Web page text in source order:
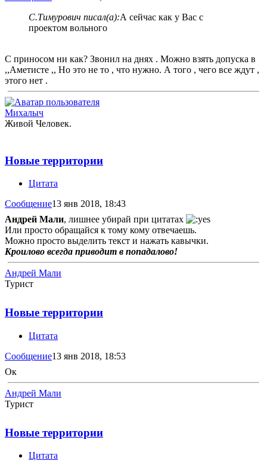
С.Тимурович писал(а):А сейчас как у Вас с
проектом вольного
С приносом ни как? Звонил на днях . Можно взять допуска в
,,Аметисте ,, Но это не то , что нужно. А того , чего все ждут ,
этого нет .
Михалыч
Живой Человек.
Новые территории
Цитата
Сообщение13 янв 2018, 18:43
Андрей Мали, лишнее убирай при цитатах
Или просто обращайся к тому кому отвечаешь.
Можно просто выделить текст и нажать кавычки.
Кроилово всегда приводит в попадалово!
Андрей Мали
Турист
Новые территории
Цитата
Сообщение13 янв 2018, 18:53
Ок
Андрей Мали
Турист
Новые территории
Цитата